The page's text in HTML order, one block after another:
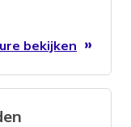
bekijken